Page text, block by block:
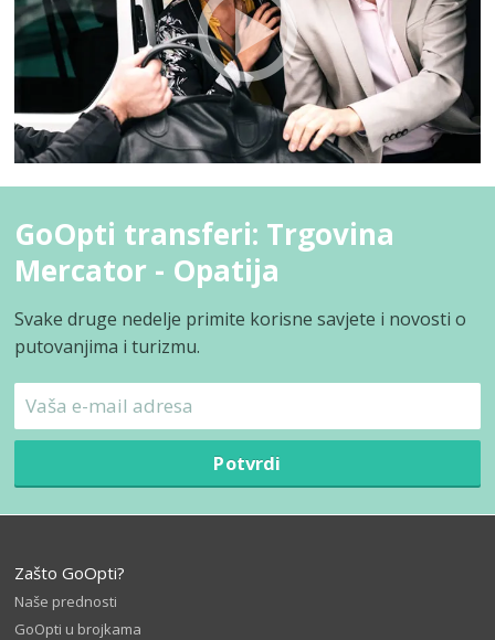
GoOpti transferi: Trgovina
Mercator - Opatija
Svake druge nedelje primite korisne savjete i novosti o
putovanjima i turizmu.
Potvrdi
Zašto GoOpti?
Naše prednosti
GoOpti u brojkama